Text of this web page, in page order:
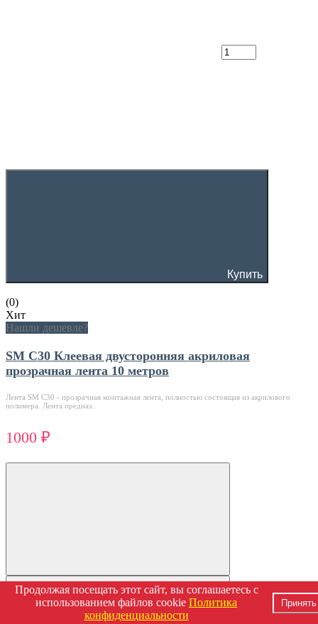
Купить
(0)
Хит
Нашли дешевле?
SM C30 Клеевая двусторонняя акриловая
прозрачная лента 10 метров
Лента SM C30 - прозрачная монтажная лента, полностью состоящая из акрилового
полимера. Лента предназ..
1000 ₽
Продолжая посещать этот сайт, вы соглашаетесь с
использованием файлов cookie Политика
конфиденциальности
Принять